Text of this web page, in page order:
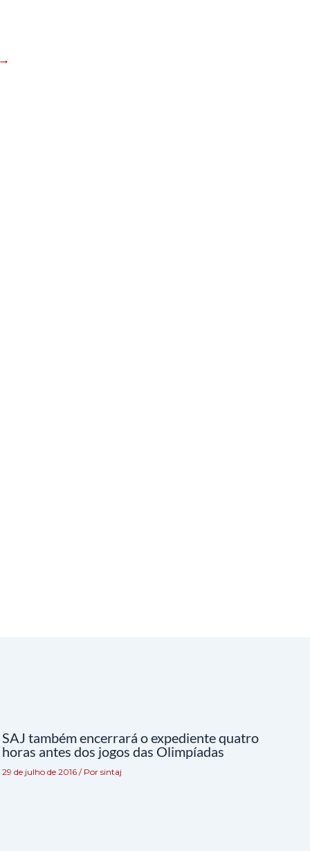
SAJ também encerrará o expediente quatro
horas antes dos jogos das Olimpíadas
29 de julho de 2016 / Por sintaj